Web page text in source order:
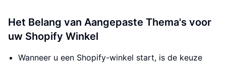
Het Belang van Aangepaste Thema's voor
uw Shopify Winkel
Wanneer u een Shopify-winkel start, is de keuze